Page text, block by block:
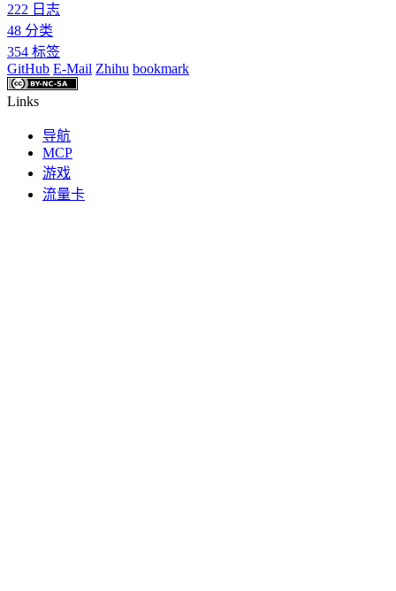
222 日志
48 分类
354 标签
GitHub E-Mail Zhihu bookmark
Links
导航
MCP
游戏
流量卡